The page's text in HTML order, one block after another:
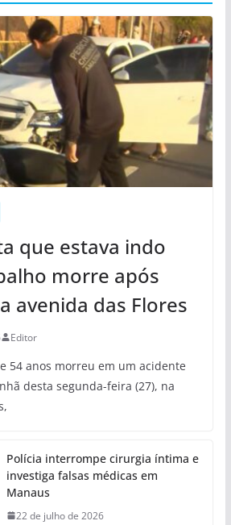
que estava indo
morre após
avenida das Flores
Editor
54 anos morreu em um acidente
desta segunda-feira (27), na
Polícia interrompe cirurgia íntima e
investiga falsas médicas em
Manaus
22 de julho de 2026